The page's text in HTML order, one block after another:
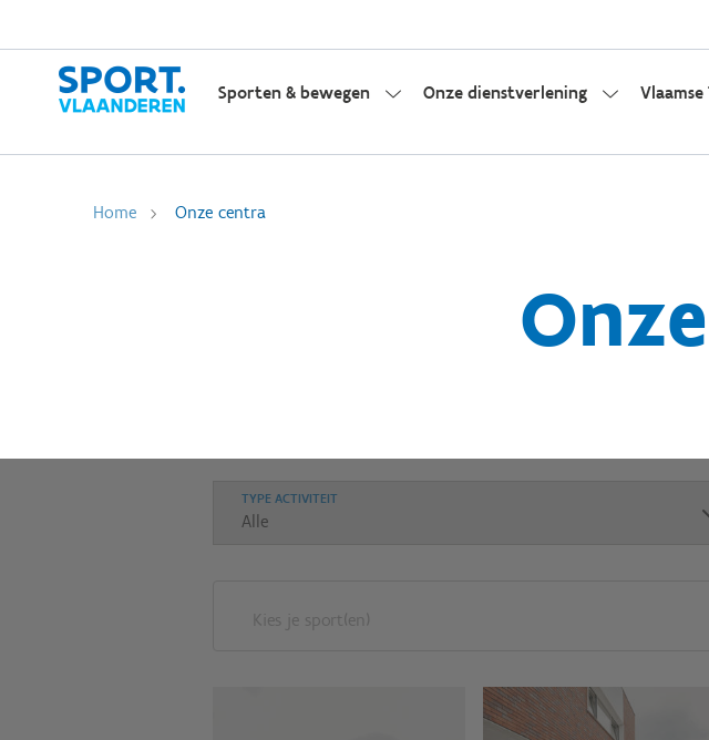
Sporten & bewegen Onze dienstverlening
Home Onze centra
TYPE ACTIVITEIT
Kies je sport(en)